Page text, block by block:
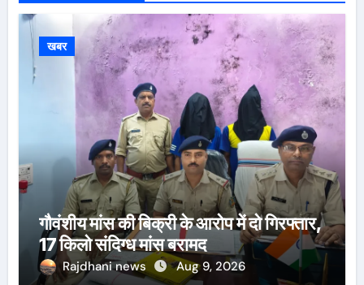
खबर
गौवंशीय मांस की बिक्री के आरोप में दो गिरफ्तार,
17 किलो संदिग्ध मांस बरामद
Rajdhani news Aug 9, 2026